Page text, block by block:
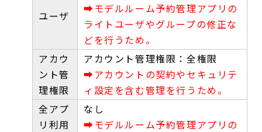
ユーザ
➡モデルルーム予約管理アプリの
ライトユーザやグループの修正な
どを行うため。
アカウ
ント管
理権限
アカウント管理権限：全権限
➡アカウントの契約やセキュリテ
ィ設定を含む管理を行うため。
全アプ
リ利用
なし
➡モデルルーム予約管理アプリの